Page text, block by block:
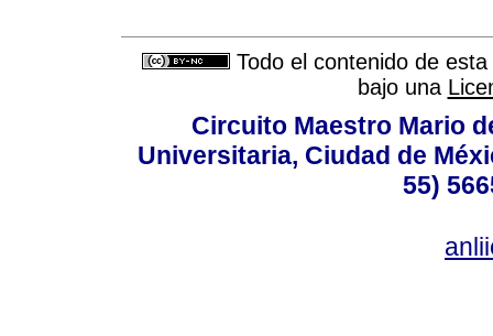
Todo el contenido de
bajo una
Circuito Maestro Mario
Universitaria, Ciudad de
55)